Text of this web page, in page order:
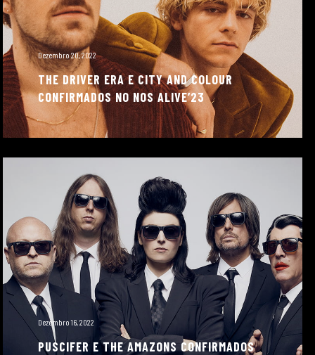
Dezembro 20, 2022
THE DRIVER ERA E CITY AND COLOUR
CONFIRMADOS NO NOS ALIVE’23
Dezembro 16, 2022
PUSCIFER E THE AMAZONS CONFIRMADOS